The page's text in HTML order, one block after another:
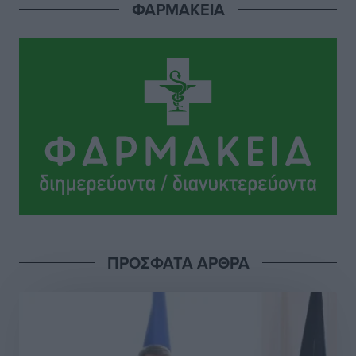
πριν 13 ώρες
ΠΑΜΕ ΣΤΟΙΧΗΜΑ: Περισσότερα από 95 εκατομμύρια
ευρώ σε κέρδη μοίρασε τον Ιούλιο
Αθλητικά• πριν 13 ώρες
Ολοκλήρωση του έργου αναβάθμισης των
Γ.Σ. Διαγόρας: Στα «κυανέρυθρα» ο Janni Pembe
Σύλληψη 21χρονου για ναρκωτικά στη Ρόδο
ΦΑΡΜΑΚΕΙΑ
ΠΡΟΣΦΑΤΑ ΑΡΘΡΑ